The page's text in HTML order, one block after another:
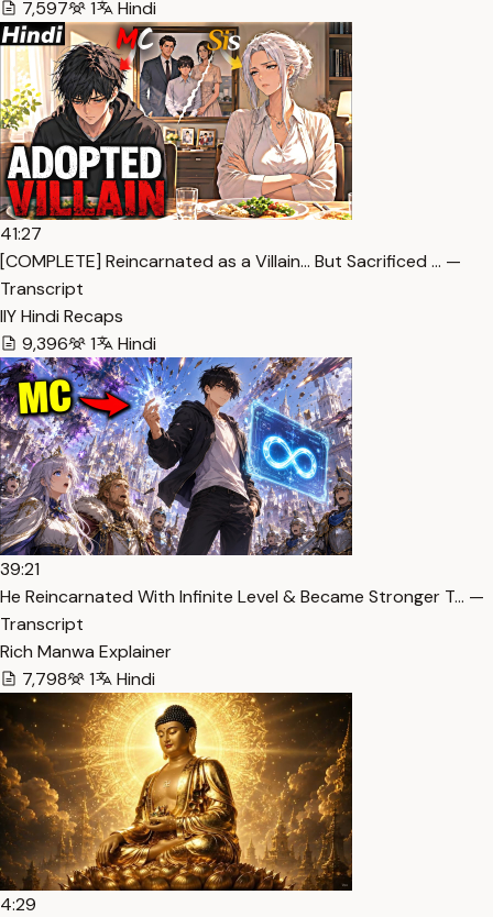
7,597 1 Hindi
41:27
[COMPLETE] Reincarnated as a Villain… But Sacrificed … —
Transcript
IlY Hindi Recaps
9,396
1 Hindi
39:21
He Reincarnated With Infinite Level & Became Stronger T… —
Transcript
Rich Manwa Explainer
7,798
1 Hindi
4:29